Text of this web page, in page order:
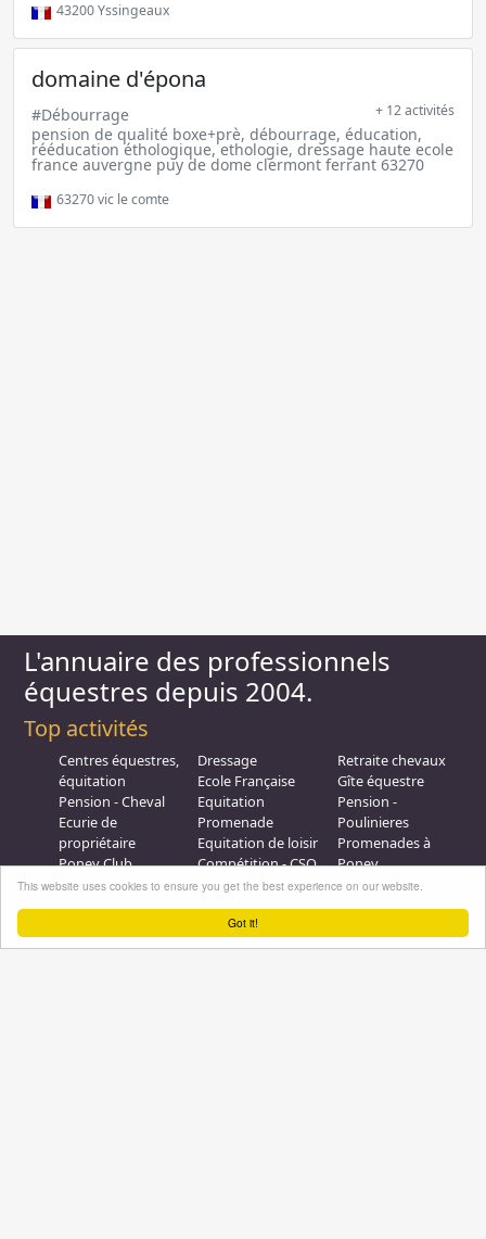
Got it!
This website uses cookies to ensure you get the best experience on our website.
43200Yssingeaux
domaine d'épona
#Débourrage + 12 activités
pension de qualité boxe+prè, débourrage, éducation,
rééducation éthologique, ethologie, dressage haute ecole
france auvergne puy de dome clermont ferrant 63270
63270vic le comte
L'annuaire des professionnels
équestres depuis 2004.
Top activités
Centres équestres,
équitation
Pension - Cheval
Ecurie de
propriétaire
Poney Club
Pension - Poney
Débourrage
Dressage
Ecole Française
Equitation
Promenade
Equitation de loisir
Compétition - CSO
Promenades à
Cheval
Galops - Equitation
Retraite chevaux
Gîte équestre
Pension -
Poulinieres
Promenades à
Poney
Saut d obstacle
Relais étape
Plus d'infos